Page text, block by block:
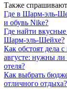
Также спрашивают
Где в Шарм-эль-
и обувь Nike?
Где найти
Шарм-эль-Шейхе?
Как обстоят дела
августе: нужны ли
отеля?
Как выбрать
отличного отдыха?